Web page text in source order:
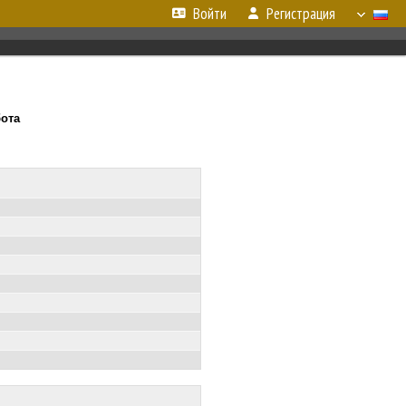
Войти Регистрация